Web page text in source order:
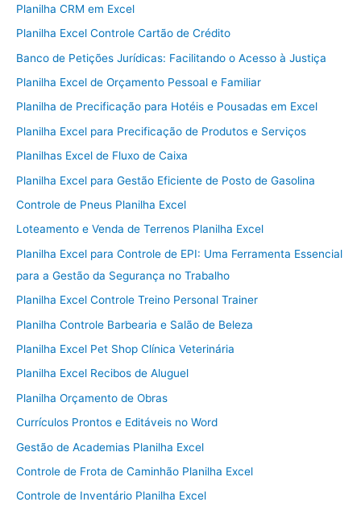
Planilha CRM em Excel
Planilha Excel Controle Cartão de Crédito
Banco de Petições Jurídicas: Facilitando o Acesso à Justiça
Planilha Excel de Orçamento Pessoal e Familiar
Planilha de Precificação para Hotéis e Pousadas em Excel
Planilha Excel para Precificação de Produtos e Serviços
Planilhas Excel de Fluxo de Caixa
Planilha Excel para Gestão Eficiente de Posto de Gasolina
Controle de Pneus Planilha Excel
Loteamento e Venda de Terrenos Planilha Excel
Planilha Excel para Controle de EPI: Uma Ferramenta Essencial
para a Gestão da Segurança no Trabalho
Planilha Excel Controle Treino Personal Trainer
Planilha Controle Barbearia e Salão de Beleza
Planilha Excel Pet Shop Clínica Veterinária
Planilha Excel Recibos de Aluguel
Planilha Orçamento de Obras
Currículos Prontos e Editáveis no Word
Gestão de Academias Planilha Excel
Controle de Frota de Caminhão Planilha Excel
Controle de Inventário Planilha Excel